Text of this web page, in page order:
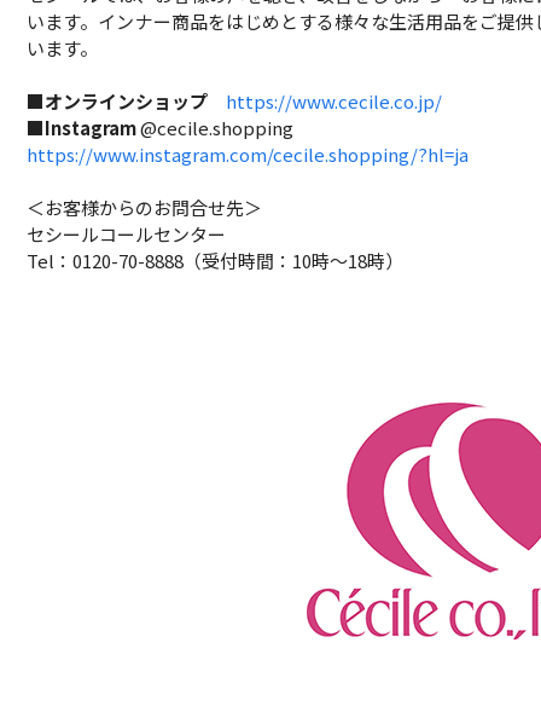
います。インナー商品をはじめとする様々な生活用品をご提
います。
■オンラインショップ
https://www.cecile.co.jp/
■Instagram@cecile.shopping
https://www.instagram.com/cecile.shopping/?hl=ja
＜お客様からのお問合せ先＞
セシールコールセンター
Tel：0120-70-8888（受付時間：10時～18時）